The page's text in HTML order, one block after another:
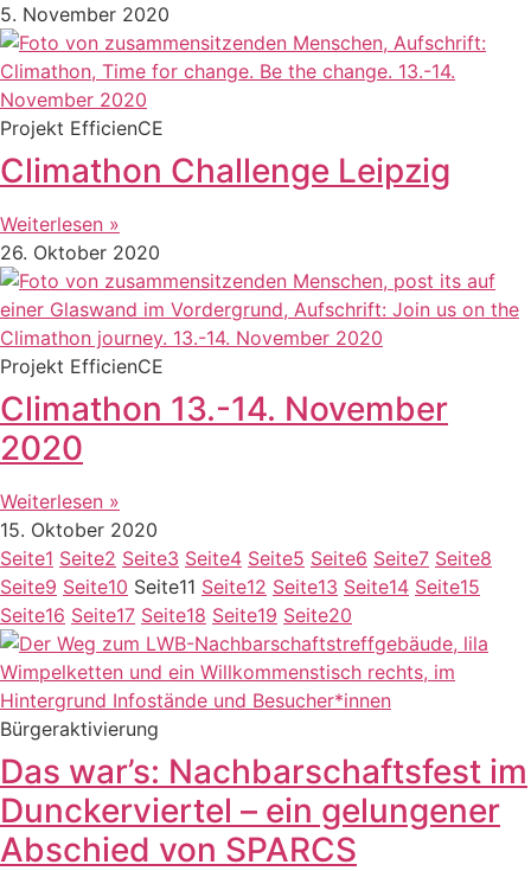
5. November 2020
Projekt EfficienCE
Climathon Challenge Leipzig
Weiterlesen »
26. Oktober 2020
Projekt EfficienCE
Climathon 13.-14. November
2020
Weiterlesen »
15. Oktober 2020
Seite1 Seite2 Seite3 Seite4 Seite5 Seite6 Seite7 Seite8
Seite9 Seite10 Seite11 Seite12 Seite13 Seite14 Seite15
Seite16 Seite17 Seite18 Seite19 Seite20
Bürgeraktivierung
Das war’s: Nachbarschaftsfest im
Dunckerviertel – ein gelungener
Abschied von SPARCS